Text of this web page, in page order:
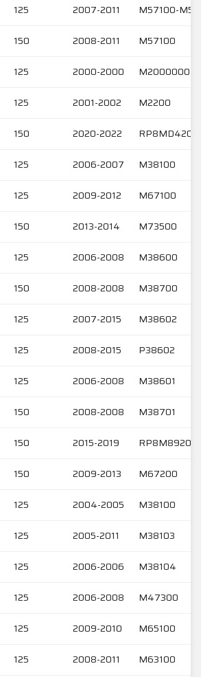
125 2007-2011 M57100-
150 2008-2011 M57100
125 2000-2000 M2000000-
125 2001-2002 M2200
150 2020-2022
125 2006-2007 M38100
125 2009-2012 M67100
150 2013-2014 M73500
125 2006-2008 M38600
150 2008-2008 M38700
125 2007-2015 M38602
125 2008-2015 P38602
125 2006-2008 M38601
150 2008-2008 M38701
150 2015-2019 RP8M89200
150 2009-2013 M67200
125 2004-2005 M38100
125 2005-2011 M38103
125 2006-2006 M38104
125 2006-2008 M47300
125 2009-2010 M65100
125 2008-2011 M63100